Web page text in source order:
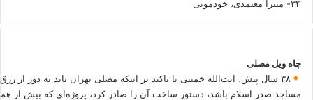
۳۴- میترا معتمدی، خودمونی
چاه ویل مصلی
۳۸ سال پیش، آیت‌الله خمینی با تاکید بر اینکه مصلی تهران باید به دور از
مساجد صدر اسلام باشد، دستور ساخت آن را صادر کرد، پروژه‌ای که بیش از